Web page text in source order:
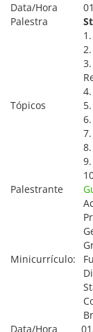
Data/Hora
Palestra
Tópicos
Palestrante
Minicurrículo:
Data/Hora